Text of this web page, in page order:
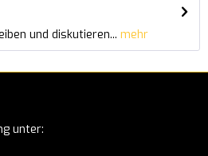
und diskutieren... mehr
unter: